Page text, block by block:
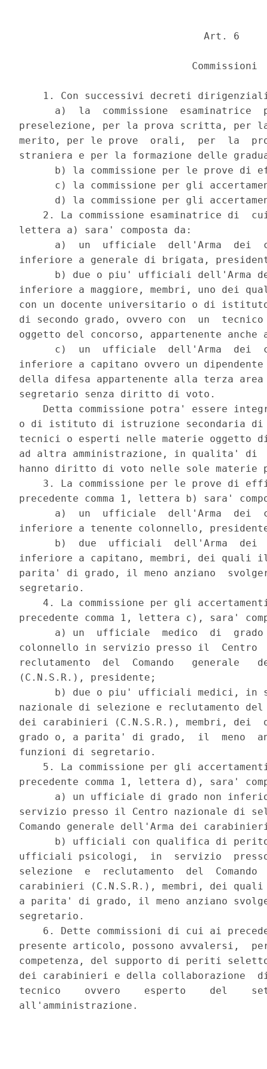
                               Art. 6
                             Commissioni
1. Con successivi decreti
a)  la  commissione  esaminatrice
preselezione, per la prova scritta,
merito, per le prove  orali,  per  la
straniera e per la formazione delle
b) la commissione per le prove di
c) la commissione per gli
d) la commissione per gli
2. La commissione esaminatrice di
lettera a) sara' composta da:
a)  un  ufficiale  dell'Arma  dei
inferiore a generale di brigata,
b) due o piu' ufficiali dell'Arma
inferiore a maggiore, membri, uno dei
con un docente universitario o di
di secondo grado, ovvero con  un
oggetto del concorso, appartenente
c)  un  ufficiale  dell'Arma  dei
inferiore a capitano ovvero un
della difesa appartenente alla terza
segretario senza diritto di voto.
Detta commissione potra' essere
o di istituto di istruzione secondaria di
tecnici o esperti nelle materie oggetto di
ad altra amministrazione, in qualita'
hanno diritto di voto nelle sole materie
3. La commissione per le prove di
precedente comma 1, lettera b) sara'
a)  un  ufficiale  dell'Arma  dei
inferiore a tenente colonnello,
b)  due  ufficiali  dell'Arma  dei
inferiore a capitano, membri, dei quali
parita' di grado, il meno anziano
segretario.
4. La commissione per gli
precedente comma 1, lettera c), sara'
a) un  ufficiale  medico  di
colonnello in servizio presso il  Centro
reclutamento  del  Comando   generale
(C.N.S.R.), presidente;
b) due o piu' ufficiali medici, in
nazionale di selezione e reclutamento del
dei carabinieri (C.N.S.R.), membri,
grado o, a parita' di grado,  il  meno
funzioni di segretario.
5. La commissione per gli
precedente comma 1, lettera d), sara'
a) un ufficiale di grado non
servizio presso il Centro nazionale di
Comando generale dell'Arma dei
b) ufficiali con qualifica di
ufficiali psicologi,  in  servizio
selezione  e  reclutamento  del
carabinieri (C.N.S.R.), membri, dei
a parita' di grado, il meno anziano
segretario.
6. Dette commissioni di cui ai
presente articolo, possono avvalersi,
competenza, del supporto di periti
dei carabinieri e della collaborazione
tecnico    ovvero    esperto    del